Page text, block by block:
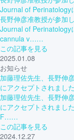
Journal of Perinatology
長野伸彦准教授が参加
Journal of Perinatology
cannula v……
この記事を見る
2025.01.08
お知らせ
加藤理佐先生、長野伸
にアクセプトされました
加藤理佐先生、長野伸
にアクセプトされまし
F……
この記事を見る
2024.12.27